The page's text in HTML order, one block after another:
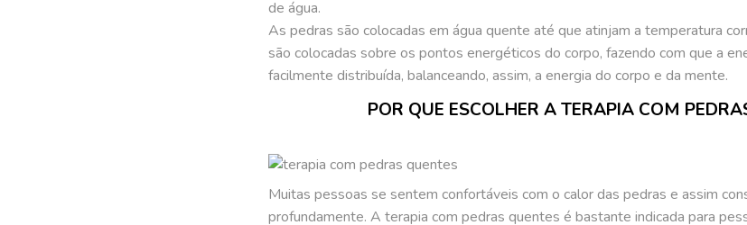
de água.
As pedras são colocadas em água quente até que atinjam a temperatura
são colocadas sobre os pontos energéticos do corpo, fazendo com que a
facilmente distribuída, balanceando, assim, a energia do corpo e da mente.
POR QUE ESCOLHER A TERAPIA COM
Muitas pessoas se sentem confortáveis com o calor das pedras e assim
profundamente. A terapia com pedras quentes é bastante indicada para